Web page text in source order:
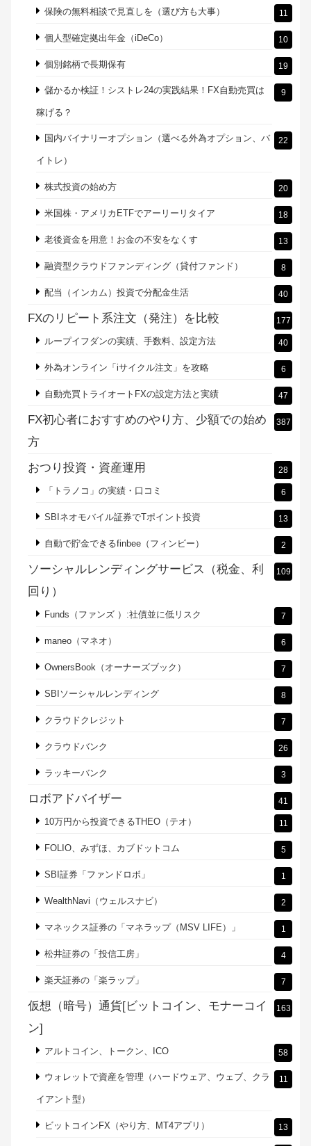
保険の無料相談で見直しを（選び方も大事） 11
個人型確定拠出年金（iDeCo） 10
個別銘柄で長期保有 19
儲かるか検証！シストレ24の実践結果！FX自動売買は
稼げる？
9
国内バイナリーオプション（選べる外為オプション、バ
イトレ）
22
株式投資の始め方 20
米国株・アメリカETFでアーリーリタイア 18
老後資金を用意！お金の不安をなくす 13
融資型クラウドファンディング（貸付ファンド） 8
配当（インカム）投資で分配金生活 40
FXのリピート系注文（発注）を比較 177
ループイフダンの実績、手数料、設定方法 40
外為オンライン「iサイクル注文」を攻略 6
自動売買トライオートFXの設定方法と実績 47
FX初心者におすすめのやり方、少額での始め
方
387
おつり投資・資産運用 28
「トラノコ」の実績・口コミ 6
SBIネオモバイル証券でTポイント投資 13
自動で貯金できるfinbee（フィンビー） 2
ソーシャルレンディングサービス（税金、利
回り）
109
Funds（ファンズ ）:社債並に低リスク 7
maneo（マネオ） 6
OwnersBook（オーナーズブック） 7
SBIソーシャルレンディング 8
クラウドクレジット 7
クラウドバンク 26
ラッキーバンク 3
ロボアドバイザー 41
10万円から投資できるTHEO（テオ） 11
FOLIO、みずほ、カブドットコム 5
SBI証券「ファンドロボ」 1
WealthNavi（ウェルスナビ） 2
マネックス証券の「マネラップ（MSV LIFE）」 1
松井証券の「投信工房」 4
楽天証券の「楽ラップ」 7
仮想（暗号）通貨[ビットコイン、モナーコイ
ン]
163
アルトコイン、トークン、ICO 58
ウォレットで資産を管理（ハードウェア、ウェブ、クラ
イアント型）
11
ビットコインFX（やり方、MT4アプリ） 13